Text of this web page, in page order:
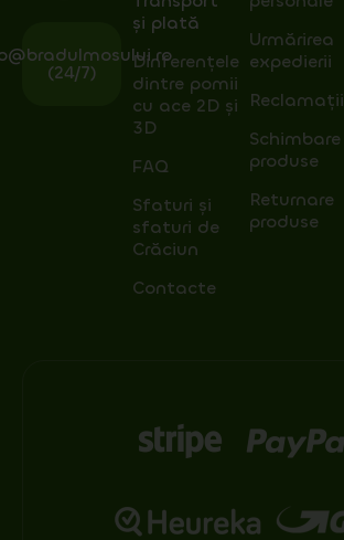
(24/7)
și plată
Dinferențele
dintre pomii
cu ace 2D și
3D
FAQ
Sfaturi și
sfaturi de
Crăciun
Contacte
Urmărirea
expedierii
Reclamații
Schimbare
produse
Returnare
produse